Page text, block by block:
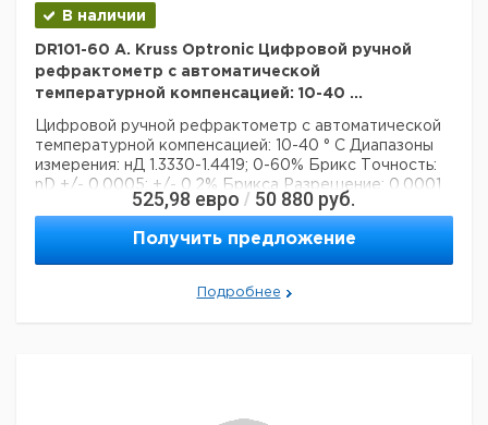
В наличии
DR101-60 A. Kruss Optronic Цифровой ручной
рефрактометр с автоматической
температурной компенсацией: 10-40 ...
Цифровой ручной рефрактометр с автоматической
температурной компенсацией: 10-40 ° C Диапазоны
измерения: нД 1.3330-1.4419; 0-60% Брикс
Точность:
nD +/- 0,0005; +/- 0,2% Брикса Разрешение: 0,0001
нД; 0,1% БриксКоличество образца: ~ 40 мкл
IP65
Технические данные:
Описание типа продукта:рефрактометр
160 г
1 кг
525,98 евро / 50 880 руб.
Получить предложение
Подробнее